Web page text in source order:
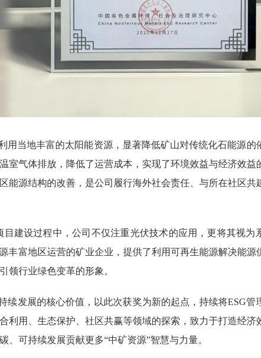
当地丰富的太阳能资源，显著降低矿山对传统化石能源的
气体排放，降低了运营成本，实现了环境效益与经济效益
源结构的改善，是公司履行海外社会责任、与所在社区共
建设过程中，公司不仅注重光伏技术的应用，更将其视为
丰富地区运营的矿业企业，提供了利用可再生能源解决能源
领行业绿色变革的形象。
发展的核心价值，以此次获奖为新的起点，持续将ESG管
用、生态保护、社区共赢等领域的探索，致力于打造经济
可持续发展贡献更多“中矿资源”智慧与力量。